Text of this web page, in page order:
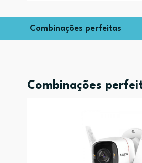
Combinações perfeitas
Combinações